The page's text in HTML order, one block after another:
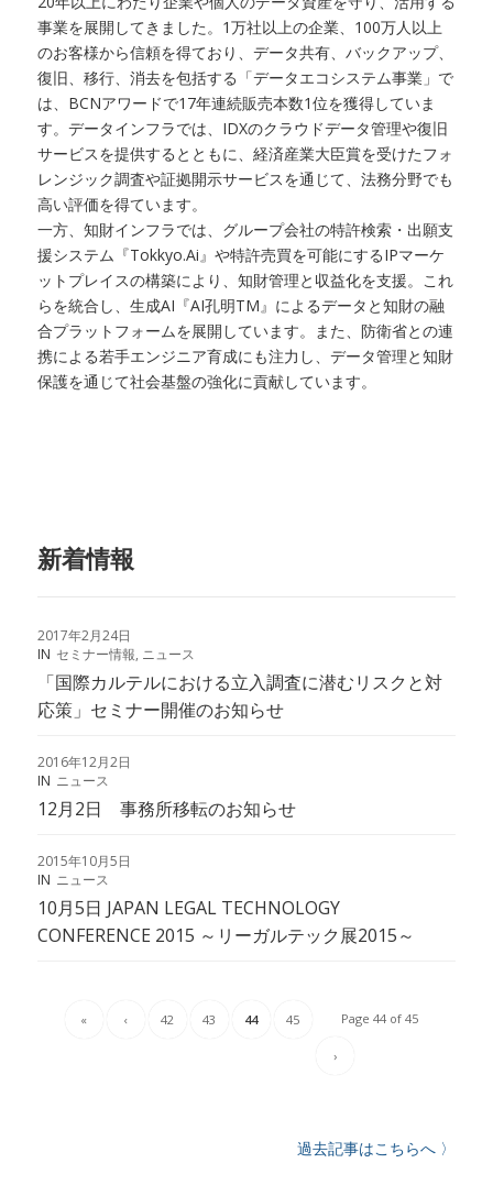
事業を展開してきました。1万社以上の企業、100万人以上
のお客様から信頼を得ており、データ共有、バックアップ、
復旧、移行、消去を包括する「データエコシステム事業」で
は、BCNアワードで17年連続販売本数1位を獲得していま
す。データインフラでは、IDXのクラウドデータ管理や復旧
サービスを提供するとともに、経済産業大臣賞を受けたフォ
レンジック調査や証拠開示サービスを通じて、法務分野でも
高い評価を得ています。
一方、知財インフラでは、グループ会社の特許検索・出願支
援システム『Tokkyo.Ai』や特許売買を可能にするIPマーケ
ットプレイスの構築により、知財管理と収益化を支援。これ
らを統合し、生成AI『AI孔明TM』によるデータと知財の融
合プラットフォームを展開しています。また、防衛省との連
携による若手エンジニア育成にも注力し、データ管理と知財
保護を通じて社会基盤の強化に貢献しています。
新着情報
2017年2月24日
IN セミナー情報, ニュース
「国際カルテルにおける立入調査に潜むリスクと対
応策」セミナー開催のお知らせ
2016年12月2日
IN ニュース
12月2日 事務所移転のお知らせ
2015年10月5日
IN ニュース
10月5日 JAPAN LEGAL TECHNOLOGY
CONFERENCE 2015 ～リーガルテック展2015～
Page 44 of 45
« ‹ 42 43 44 45
›
過去記事はこちらへ 〉